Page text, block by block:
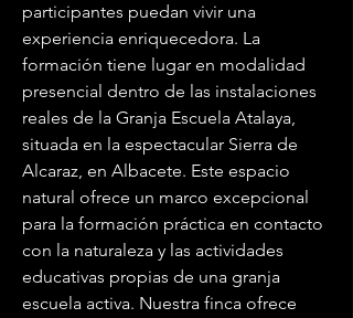
participantes puedan vivir una
experiencia enriquecedora. La
formación tiene lugar en modalidad
presencial dentro de las instalaciones
reales de la Granja Escuela Atalaya,
situada en la espectacular Sierra de
Alcaraz, en Albacete. Este espacio
natural ofrece un marco excepcional
para la formación práctica en contacto
con la naturaleza y las actividades
educativas propias de una granja
escuela activa. Nuestra finca ofrece